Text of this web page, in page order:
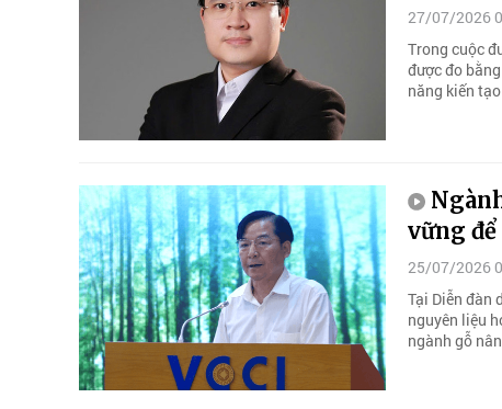
27/07/2026
Trong cuộc
được đo
năng kiến
vững
25/07/2026
Tại Diễn đàn
nguyên liệu
ngành gỗ